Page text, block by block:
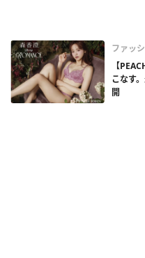
ファッ
【
こなす
開